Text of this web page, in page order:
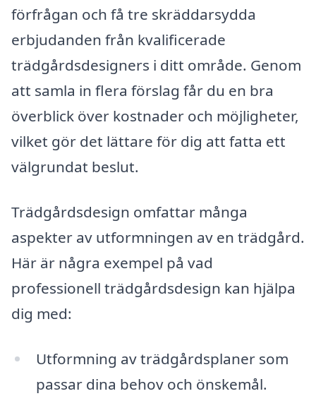
förfrågan och få tre skräddarsydda
erbjudanden från kvalificerade
trädgårdsdesigners i ditt område. Genom
att samla in flera förslag får du en bra
överblick över kostnader och möjligheter,
vilket gör det lättare för dig att fatta ett
välgrundat beslut.
Trädgårdsdesign omfattar många
aspekter av utformningen av en trädgård.
Här är några exempel på vad
professionell trädgårdsdesign kan hjälpa
dig med:
Utformning av trädgårdsplaner som
passar dina behov och önskemål.